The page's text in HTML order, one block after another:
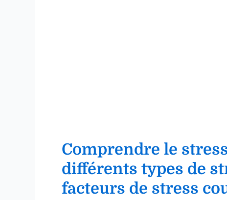
Comprendre le
différents types de
facteurs de stress